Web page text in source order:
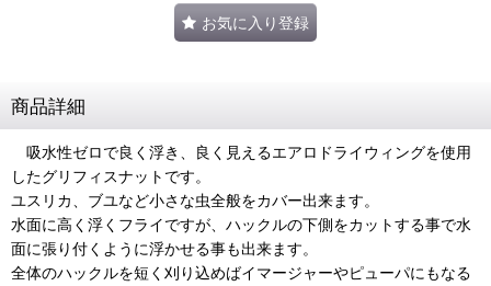
お気に入り登録
商品詳細
吸水性ゼロで良く浮き、良く見えるエアロドライウィングを使用
したグリフィスナットです。
ユスリカ、ブユなど小さな虫全般をカバー出来ます。
水面に高く浮くフライですが、ハックルの下側をカットする事で水
面に張り付くように浮かせる事も出来ます。
全体のハックルを短く刈り込めばイマージャーやピューパにもなる